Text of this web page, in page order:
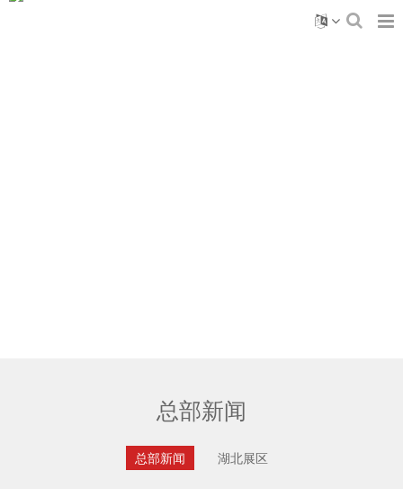
总部新闻
总部新闻 湖北展区